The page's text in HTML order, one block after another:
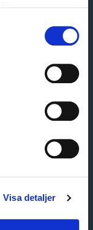
Visa detaljer
Customer service